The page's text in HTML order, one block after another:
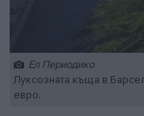
Ел Периодико
Луксозната къща в
евро.